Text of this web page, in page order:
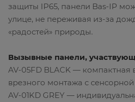
защиты IP65, панели Bas-IP
улице, не переживая из-за
«радостей» природы.
Вызывные панели,
AV-05FD BLACK — компактная
врезного монтажа с
AV-01KD GREY —